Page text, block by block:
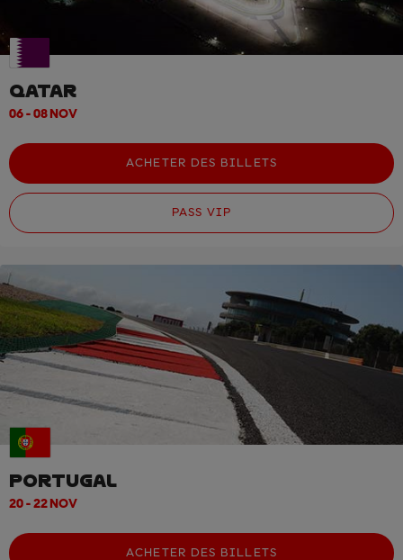
QATAR
06 - 08 NOV
ACHETER DES BILLETS
PASS VIP
PORTUGAL
20 - 22 NOV
ACHETER DES BILLETS